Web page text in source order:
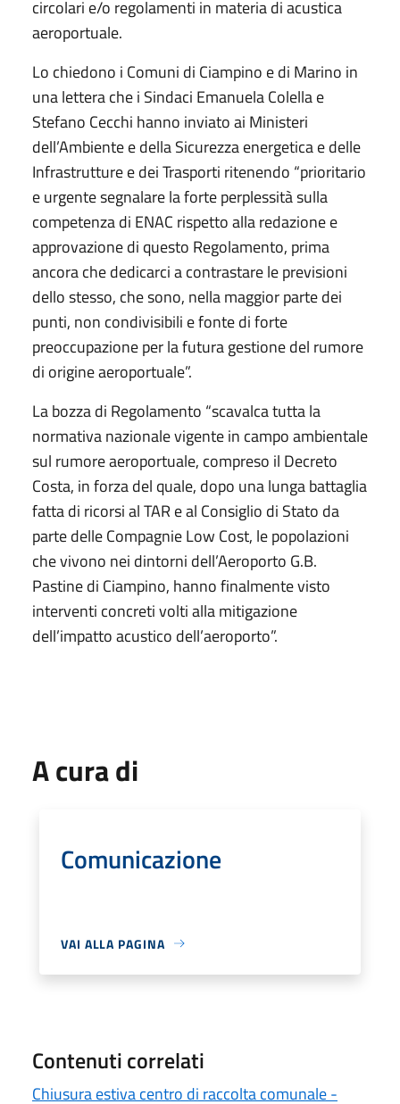
circolari e/o regolamenti in materia di acustica
aeroportuale.
Lo chiedono i Comuni di Ciampino e di Marino in
una lettera che i Sindaci Emanuela Colella e
Stefano Cecchi hanno inviato ai Ministeri
dell’Ambiente e della Sicurezza energetica e delle
Infrastrutture e dei Trasporti ritenendo “prioritario
e urgente segnalare la forte perplessità sulla
competenza di ENAC rispetto alla redazione e
approvazione di questo Regolamento, prima
ancora che dedicarci a contrastare le previsioni
dello stesso, che sono, nella maggior parte dei
punti, non condivisibili e fonte di forte
preoccupazione per la futura gestione del rumore
di origine aeroportuale”.
La bozza di Regolamento “scavalca tutta la
normativa nazionale vigente in campo ambientale
sul rumore aeroportuale, compreso il Decreto
Costa, in forza del quale, dopo una lunga battaglia
fatta di ricorsi al TAR e al Consiglio di Stato da
parte delle Compagnie Low Cost, le popolazioni
che vivono nei dintorni dell’Aeroporto G.B.
Pastine di Ciampino, hanno finalmente visto
interventi concreti volti alla mitigazione
dell’impatto acustico dell’aeroporto”.
A cura di
Comunicazione
VAI ALLA PAGINA
Contenuti correlati
Chiusura estiva centro di raccolta comunale -